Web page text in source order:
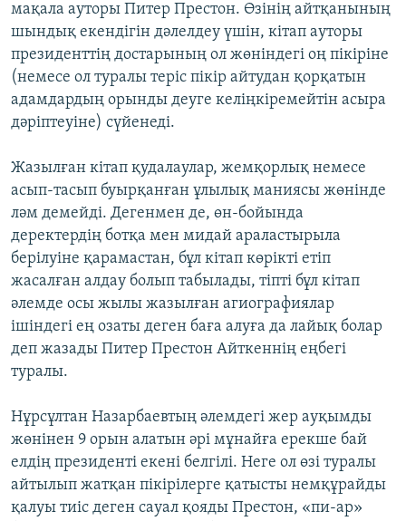
мақала ауторы Питер Престон. Өзінің айтқанының
шындық екендігін дәлелдеу үшін, кітап ауторы
президенттің достарының ол жөніндегі оң пікіріне
(немесе ол туралы теріс пікір айтудан қорқатын
адамдардың орынды деуге келіңкіремейтін асыра
дәріптеуіне) сүйенеді.
Жазылған кітап қудалаулар, жемқорлық немесе
асып-тасып буырқанған ұлылық маниясы жөнінде
ләм демейді. Дегенмен де, өн-бойында
деректердің ботқа мен мидай араластырыла
берілуіне қарамастан, бұл кітап көрікті етіп
жасалған алдау болып табылады, тіпті бұл кітап
әлемде осы жылы жазылған агиографиялар
ішіндегі ең озаты деген баға алуға да лайық болар
деп жазады Питер Престон Айткеннің еңбегі
туралы.
Нұрсұлтан Назарбаевтың әлемдегі жер ауқымды
жөнінен 9 орын алатын әрі мұнайға ерекше бай
елдің президенті екені белгілі. Неге ол өзі туралы
айтылып жатқан пікірілерге қатысты немқұрайды
қалуы тиіс деген сауал қояды Престон, «пи-ар»